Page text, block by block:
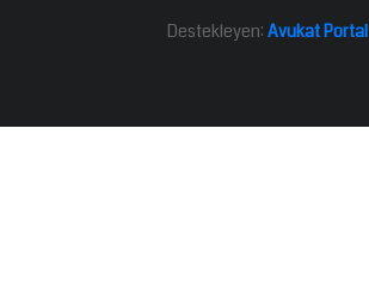
Destekleyen: Avukat Portal